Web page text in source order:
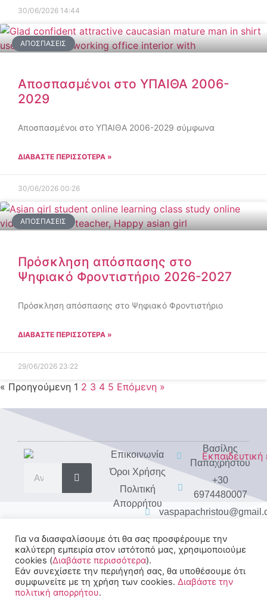
30/06/2026 14:44
ΑΠΟΣΠΆΣΕΙΣ
Αποσπασμένοι στο ΥΠΑΙΘΑ 2006-
2029
Αποσπασμένοι στο ΥΠΑΙΘΑ 2006-2029 σύμφωνα
ΔΙΑΒΑΣΤΕ ΠΕΡΙΣΣΟΤΕΡΑ »
30/06/2026 00:26
ΑΠΟΣΠΆΣΕΙΣ
Πρόσκληση απόσπασης στο
Ψηφιακό Φροντιστήριο 2026-2027
Πρόσκληση απόσπασης στο Ψηφιακό Φροντιστήριο
ΔΙΑΒΑΣΤΕ ΠΕΡΙΣΣΟΤΕΡΑ »
29/06/2026 23:22
« Προηγούμενη 1 2 3 4 5 Επόμενη »
Eπικοινωνία
Όροι Χρήσης
Πολιτική
Απορρήτου
Βασίλης
Παπαχρήστου
+30
6974480007
© 2022-2025 All rights
Για να διασφαλίσουμε ότι θα σας προσφέρουμε την
καλύτερη εμπειρία στον ιστότοπό μας, χρησιμοποιούμε
cookies (Διαβάστε περισσότερα).
Εάν συνεχίσετε την περιήγησή σας, θα υποθέσουμε ότι
συμφωνείτε με τη χρήση των cookies. Διαβάστε την
πολιτική απορρήτου.